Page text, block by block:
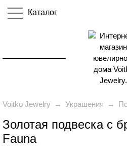
Каталог
Voitko Jewelry → Украшения →
Золотая подвеска с
Fauna